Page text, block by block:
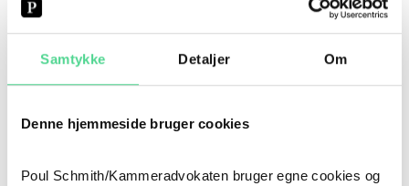
Samtykke Detaljer Om
Denne hjemmeside bruger cookies
Poul Schmith/Kammeradvokaten bruger egne cookies og
det vil komme over tid. Miljømæssige og sociale
(kredit-)risici, som p.t. indgår i
kapitalberegningerne.
sig identificere og kvantificere, selv om der også for
Sammenhængen mellem miljømæssige risici og